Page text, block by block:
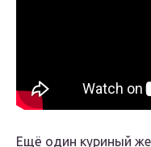
Ещё один куриный